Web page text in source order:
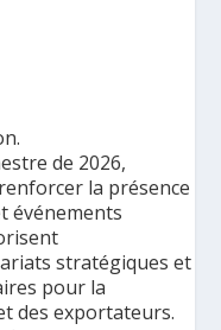
de 2026,
la présence
événements
stratégiques et
pour la
des exportateurs.